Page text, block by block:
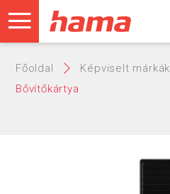
Főoldal Képviselt márkák
Bővítőkártya